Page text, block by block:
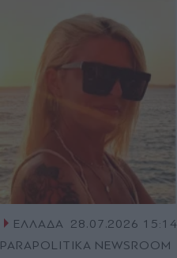
ΕΛΛΑΔΑ
28.07.2026 15:14
PARAPOLITIKA NEWSROOM